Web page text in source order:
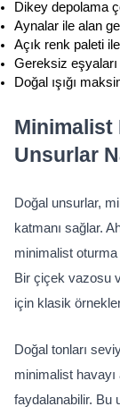
Dikey depolama
Aynalar ile alan
Açık renk paleti
Gereksiz
Doğal ışığı
Minimalist
Unsurlar
Doğal unsurlar,
katmanı sağlar.
minimalist oturma
Bir çiçek vazosu
için klasik
Doğal tonları
minimalist
faydalanabilir. Bu